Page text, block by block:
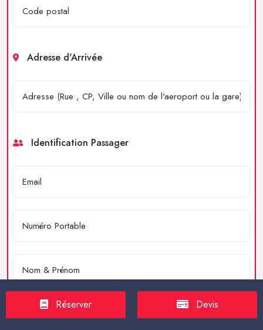
Adresse d'Arrivée
Identification Passager
Merci de résoudre l'équation : 4 + 2 = ?
Réserver Devis